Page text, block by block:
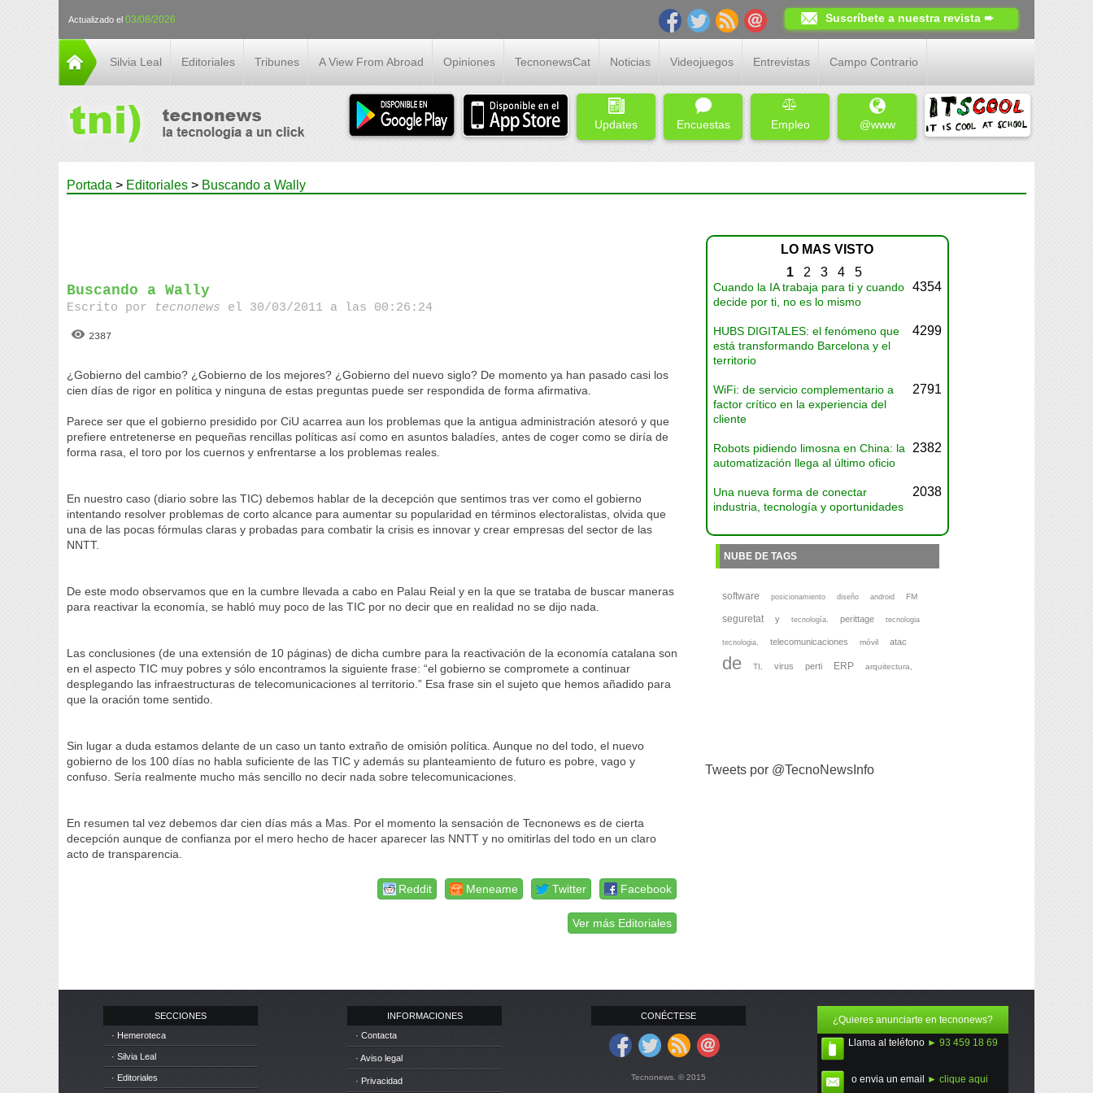
Actualizado el 03/08/2026 Suscríbete a nuestra revista ➨
Silvia Leal Editoriales Tribunes A View From Abroad Opiniones TecnonewsCat Noticias Videojuegos Entrevistas Campo Contrario
Updates Encuestas Empleo @www
Portada > Editoriales > Buscando a Wally
Buscando a Wally
Escrito por tecnonews el 30/03/2011 a las 00:26:24
2387
¿Gobierno del cambio? ¿Gobierno de los mejores? ¿Gobierno del nuevo siglo? De momento ya han pasado casi los
cien días de rigor en política y ninguna de estas preguntas puede ser respondida de forma afirmativa.
Parece ser que el gobierno presidido por CiU acarrea aun los problemas que la antigua administración atesoró y que
prefiere entretenerse en pequeñas rencillas políticas así como en asuntos baladíes, antes de coger como se diría de
forma rasa, el toro por los cuernos y enfrentarse a los problemas reales.
En nuestro caso (diario sobre las TIC) debemos hablar de la decepción que sentimos tras ver como el gobierno
intentando resolver problemas de corto alcance para aumentar su popularidad en términos electoralistas, olvida que
una de las pocas fórmulas claras y probadas para combatir la crisis es innovar y crear empresas del sector de las
NNTT.
De este modo observamos que en la cumbre llevada a cabo en Palau Reial y en la que se trataba de buscar maneras
para reactivar la economía, se habló muy poco de las TIC por no decir que en realidad no se dijo nada.
Las conclusiones (de una extensión de 10 páginas) de dicha cumbre para la reactivación de la economía catalana son
en el aspecto TIC muy pobres y sólo encontramos la siguiente frase: “el gobierno se compromete a continuar
desplegando las infraestructuras de telecomunicaciones al territorio.” Esa frase sin el sujeto que hemos añadido para
que la oración tome sentido.
Sin lugar a duda estamos delante de un caso un tanto extraño de omisión política. Aunque no del todo, el nuevo
gobierno de los 100 días no habla suficiente de las TIC y además su planteamiento de futuro es pobre, vago y
confuso. Sería realmente mucho más sencillo no decir nada sobre telecomunicaciones.
En resumen tal vez debemos dar cien días más a Mas. Por el momento la sensación de Tecnonews es de cierta
decepción aunque de confianza por el mero hecho de hacer aparecer las NNTT y no omitirlas del todo en un claro
acto de transparencia.
Facebook
Twitter
Meneame
Reddit
Ver más Editoriales
LO MAS VISTO
1 2 3 4 5
Cuando la IA trabaja para ti y cuando
decide por ti, no es lo mismo
4354
HUBS DIGITALES: el fenómeno que
está transformando Barcelona y el
territorio
4299
WiFi: de servicio complementario a
factor crítico en la experiencia del
cliente
2791
Robots pidiendo limosna en China: la
automatización llega al último oficio
2382
Una nueva forma de conectar
industria, tecnología y oportunidades
2038
NUBE DE TAGS
software posicionamiento diseño android FM
seguretat y tecnología, perittage tecnologia
tecnologia, telecomunicaciones móvil atac
de TI, virus perti ERP arquitectura,
Tweets por @TecnoNewsInfo
SECCIONES
· Hemeroteca
· Silvia Leal
· Editoriales
INFORMACIONES
· Contacta
· Aviso legal
· Privacidad
CONÉCTESE
Tecnonews. © 2015
¿Quieres anunciarte en tecnonews?
Llama al teléfono ► 93 459 18 69
o envia un email ► clique aqui